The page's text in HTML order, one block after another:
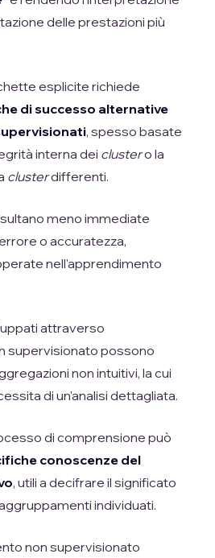
delle prestazioni più
esplicite richiede
di successo alternative
, spesso basate
interna dei clustero la
clusterdifferenti.
meno immediate
o accuratezza,
nell'apprendimento
attraverso
supervisionato possono
non intuitivi, la cui
di un'analisi dettagliata.
di comprensione può
conoscenze del
, utili a decifrare il significato
individuati.
non supervisionato